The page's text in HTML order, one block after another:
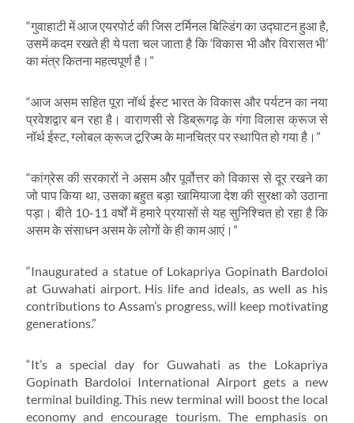
“गुवाहाटी में आज एयरपोर्ट की जिस टर्मिनल बिल्डिंग का उद्घाटन हुआ है,
उसमें कदम रखते ही ये पता चल जाता है कि ‘विकास भी और विरासत भी’
का मंत्र कितना महत्वपूर्ण है।”
“आज असम सहित पूरा नॉर्थ ईस्ट भारत के विकास और पर्यटन का नया
प्रवेशद्वार बन रहा है। वाराणसी से डिब्रूगढ़ के गंगा विलास क्रूज से
नॉर्थ ईस्ट, ग्लोबल क्रूज टूरिज्म के मानचित्र पर स्थापित हो गया है।”
“कांग्रेस की सरकारों ने असम और पूर्वोत्तर को विकास से दूर रखने का
जो पाप किया था, उसका बहुत बड़ा खामियाजा देश की सुरक्षा को उठाना
पड़ा। बीते 10-11 वर्षों में हमारे प्रयासों से यह सुनिश्चित हो रहा है कि
असम के संसाधन असम के लोगों के ही काम आएं।”
“Inaugurated a statue of Lokapriya Gopinath Bardoloi
at Guwahati airport. His life and ideals, as well as his
contributions to Assam’s progress, will keep motivating
generations.”
“It’s a special day for Guwahati as the Lokapriya
Gopinath Bardoloi International Airport gets a new
terminal building. This new terminal will boost the local
economy and encourage tourism. The emphasis on